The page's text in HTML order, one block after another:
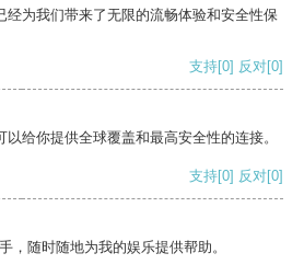
经为我们带来了无限的流畅体验和安全性保
支持[0] 反对[0]
给你提供全球覆盖和最高安全性的连接。
支持[0] 反对[0]
，随时随地为我的娱乐提供帮助。